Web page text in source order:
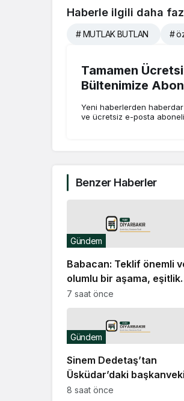
Haberle ilgili daha
# MUTLAK BUTLAN #
Tamamen
Bültenimize
Yeni haberlerden haberdar
ve ücretsiz e-posta
Benzer Haberler
Babacan: Teklif önemli
olumlu bir aşama, eşitlik
yönünden eksiklikler
giderilmeli
Gündem
7 saat önce
Sinem Dedetaş’tan
Üsküdar’daki
seçimine ilişkin mesaj
Gündem
8 saat önce